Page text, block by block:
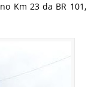
Km 23 da BR 101,